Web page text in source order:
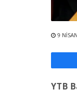
9
YTB